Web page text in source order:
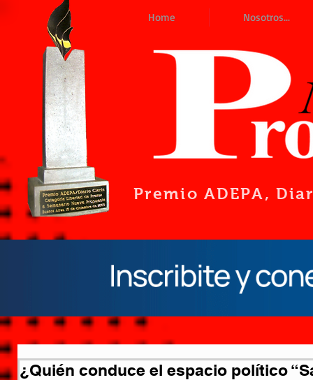
Home Nosotros...
Premio ADEPA,
¿Quién conduce el espacio político